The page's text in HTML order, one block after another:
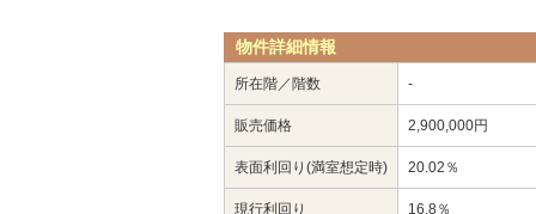
物件詳細情報
所在階／階数 -
販売価格 2,900,000円
表面利回り(満室想定時) 20.02％
現行利回り 16.8％